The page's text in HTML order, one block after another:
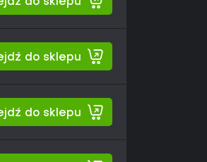
do sklepu
do sklepu